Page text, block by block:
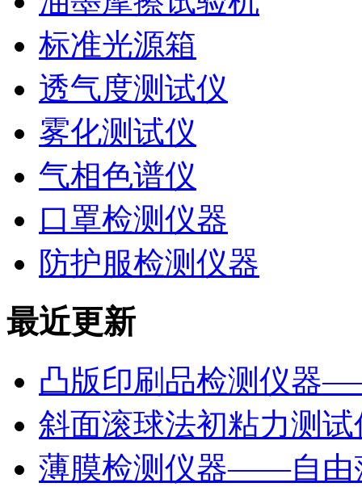
标准光源箱
透气度测试仪
雾化测试仪
气相色谱仪
口罩检测仪器
防护服检测仪器
最近更新
凸版印刷品检测仪器
斜面滚球法初粘力测
薄膜检测仪器——自由